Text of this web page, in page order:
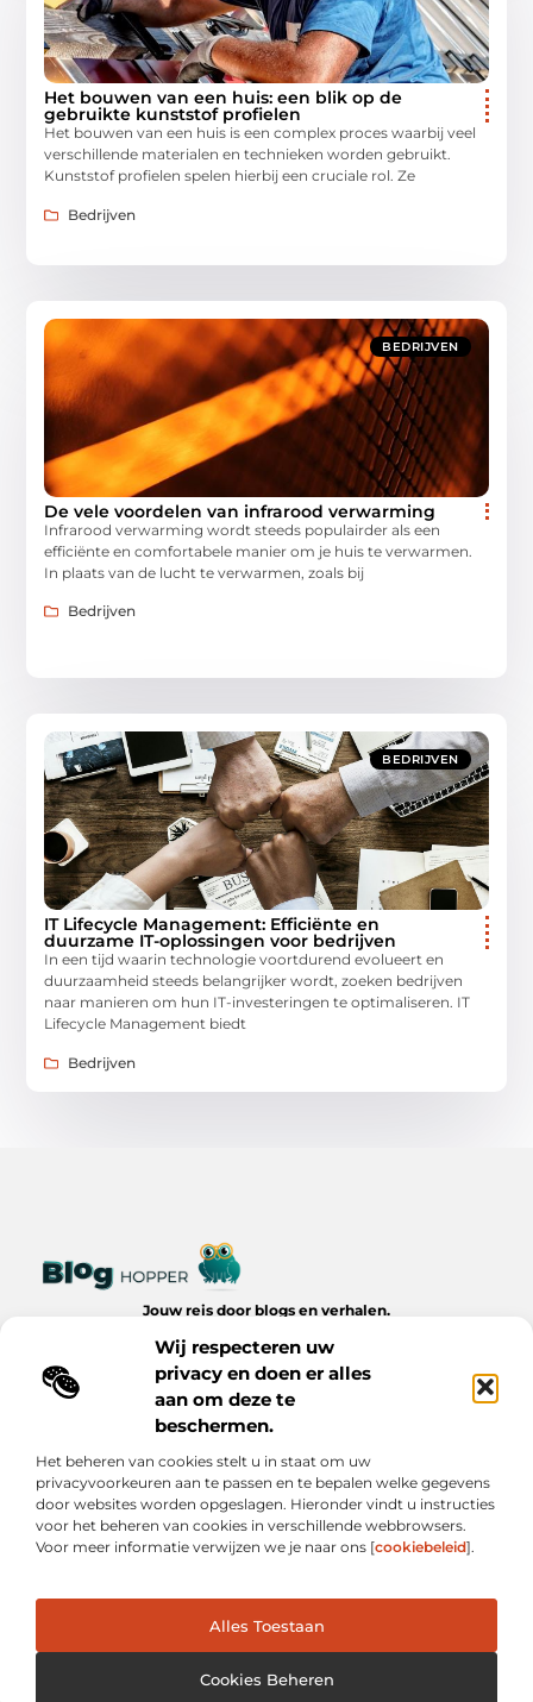
Wij respecteren uw
privacy en doen er alles
aan om deze te
beschermen.
Het beheren van cookies stelt u in staat om uw
privacyvoorkeuren aan te passen en te bepalen welke gegevens
door websites worden opgeslagen. Hieronder vindt u instructies
voor het beheren van cookies in verschillende webbrowsers.
Voor meer informatie verwijzen we je naar ons [cookiebeleid].
Alles Toestaan
Cookies Beheren
Het bouwen van een huis: een blik op de
gebruikte kunststof profielen
Het bouwen van een huis is een complex proces waarbij veel
verschillende materialen en technieken worden gebruikt.
Kunststof profielen spelen hierbij een cruciale rol. Ze
Bedrijven
BEDRIJVEN
De vele voordelen van infrarood verwarming
Infrarood verwarming wordt steeds populairder als een
efficiënte en comfortabele manier om je huis te verwarmen.
In plaats van de lucht te verwarmen, zoals bij
Bedrijven
BEDRIJVEN
IT Lifecycle Management: Efficiënte en
duurzame IT-oplossingen voor bedrijven
In een tijd waarin technologie voortdurend evolueert en
duurzaamheid steeds belangrijker wordt, zoeken bedrijven
naar manieren om hun IT-investeringen te optimaliseren. IT
Lifecycle Management biedt
Bedrijven
Jouw reis door blogs en verhalen.
dagelijks leven op Bloghopper.nl.
Bericht categorie
Onze informatie
Cookiebeleid (EU)
@2025 www.bloghopper.nl. All Right Reserved.